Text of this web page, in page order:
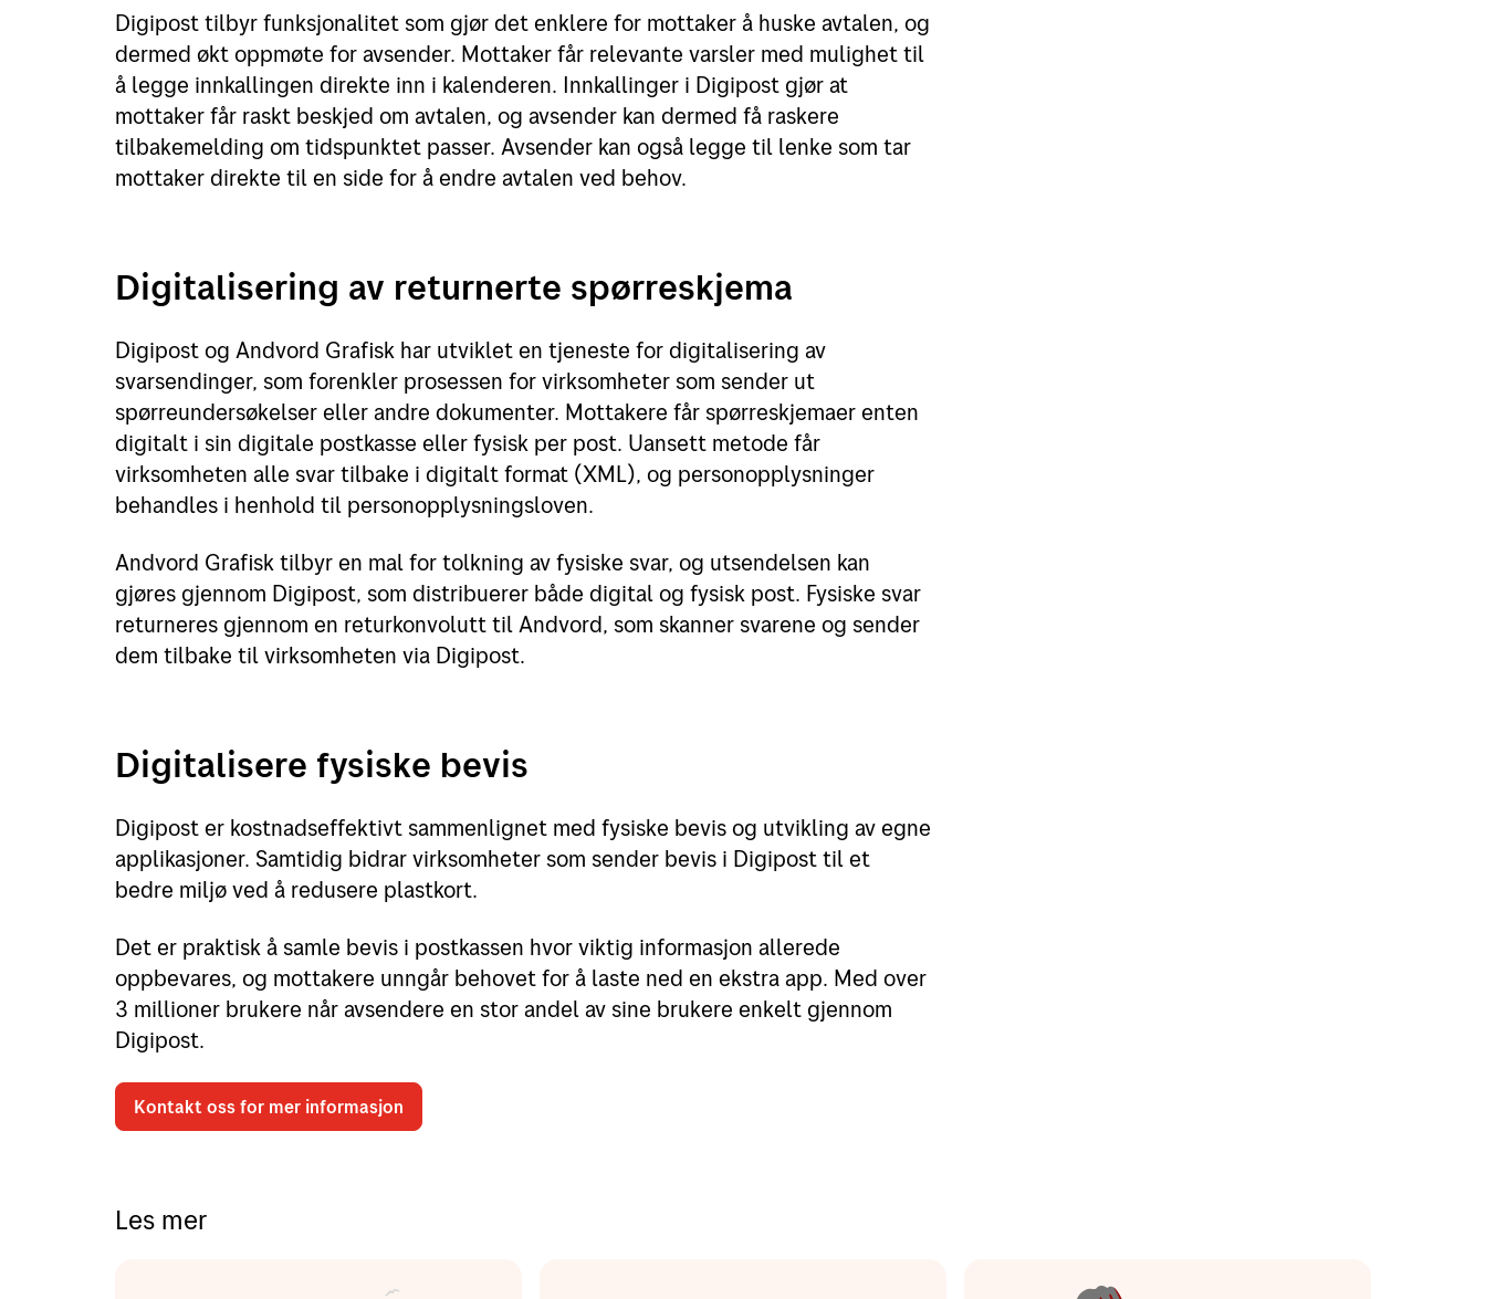
Digipost tilbyr funksjonalitet som gjør det enklere for mottaker å huske avtalen, og
dermed økt oppmøte for avsender. Mottaker får relevante varsler med mulighet til
å legge innkallingen direkte inn i kalenderen. Innkallinger i Digipost gjør at
mottaker får raskt beskjed om avtalen, og avsender kan dermed få raskere
tilbakemelding om tidspunktet passer. Avsender kan også legge til lenke som tar
mottaker direkte til en side for å endre avtalen ved behov.
Digitalisering av returnerte spørreskjema
Digipost og Andvord Grafisk har utviklet en tjeneste for digitalisering av
svarsendinger, som forenkler prosessen for virksomheter som sender ut
spørreundersøkelser eller andre dokumenter. Mottakere får spørreskjemaer enten
digitalt i sin digitale postkasse eller fysisk per post. Uansett metode får
virksomheten alle svar tilbake i digitalt format (XML), og personopplysninger
behandles i henhold til personopplysningsloven.
Andvord Grafisk tilbyr en mal for tolkning av fysiske svar, og utsendelsen kan
gjøres gjennom Digipost, som distribuerer både digital og fysisk post. Fysiske svar
returneres gjennom en returkonvolutt til Andvord, som skanner svarene og sender
dem tilbake til virksomheten via Digipost.
Digitalisere fysiske bevis
Digipost er kostnadseffektivt sammenlignet med fysiske bevis og utvikling av egne
applikasjoner. Samtidig bidrar virksomheter som sender bevis i Digipost til et
bedre miljø ved å redusere plastkort.
Det er praktisk å samle bevis i postkassen hvor viktig informasjon allerede
oppbevares, og mottakere unngår behovet for å laste ned en ekstra app. Med over
3 millioner brukere når avsendere en stor andel av sine brukere enkelt gjennom
Digipost.
Kontakt oss for mer informasjon
Les mer